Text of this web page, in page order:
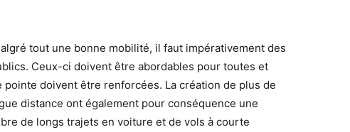
tout une bonne mobilité, il faut impérativement des
Ceux-ci doivent être abordables pour toutes et
doivent être renforcées. La création de plus de
distance ont également pour conséquence une
de longs trajets en voiture et de vols à courte